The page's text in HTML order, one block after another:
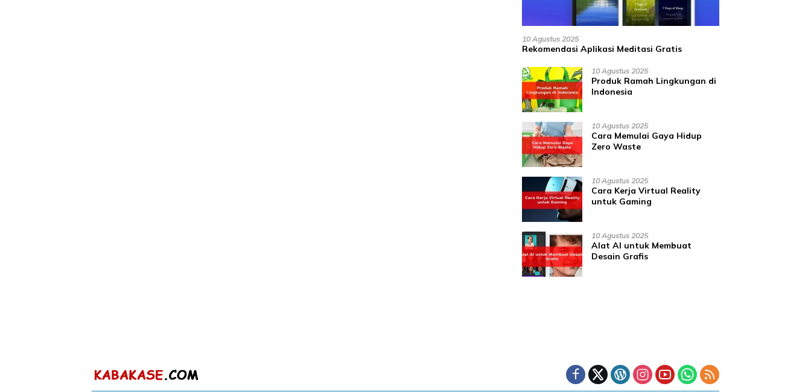
10 Agustus 2025
Rekomendasi Aplikasi Meditasi Gratis
10 Agustus 2025
Produk Ramah Lingkungan di
Indonesia
10 Agustus 2025
Cara Memulai Gaya Hidup
Zero Waste
10 Agustus 2025
Cara Kerja Virtual Reality
untuk Gaming
10 Agustus 2025
Alat AI untuk Membuat
Desain Grafis